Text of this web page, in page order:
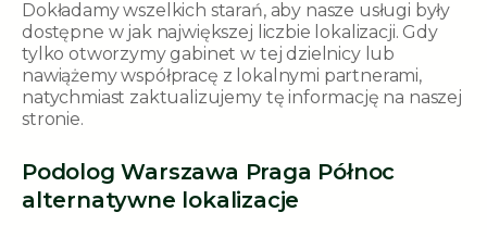
Dokładamy wszelkich starań, aby nasze usługi były
dostępne w jak największej liczbie lokalizacji. Gdy
tylko otworzymy gabinet w tej dzielnicy lub
nawiążemy współpracę z lokalnymi partnerami,
natychmiast zaktualizujemy tę informację na naszej
stronie.
Podolog Warszawa Praga Północ
alternatywne lokalizacje